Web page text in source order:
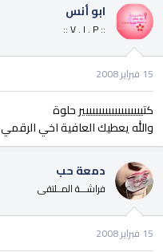
ابو أنس
:: V . I . P ::
15 فبراير 2008
كتييييييييييييييييييير حلوة
والله يعطيك العافية اخي الرقمي
دمعة حب
فراشـــة المــلتقى
15 فبراير 2008